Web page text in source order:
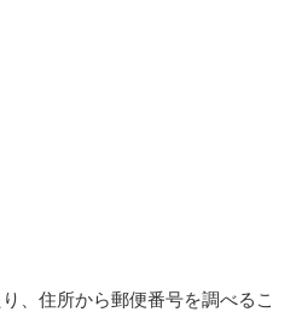
、住所から郵便番号を調べるこ